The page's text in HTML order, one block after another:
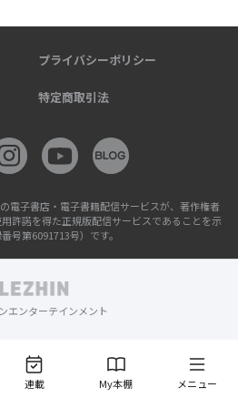
連載 My本棚 メニュー
プライバシーポリシー
特定商取引法
電子書店・電子書籍配信サービスが、著作権者
許諾を得た正規版配信サービスであることを示
号第6091713号）です。
エンターテインメント